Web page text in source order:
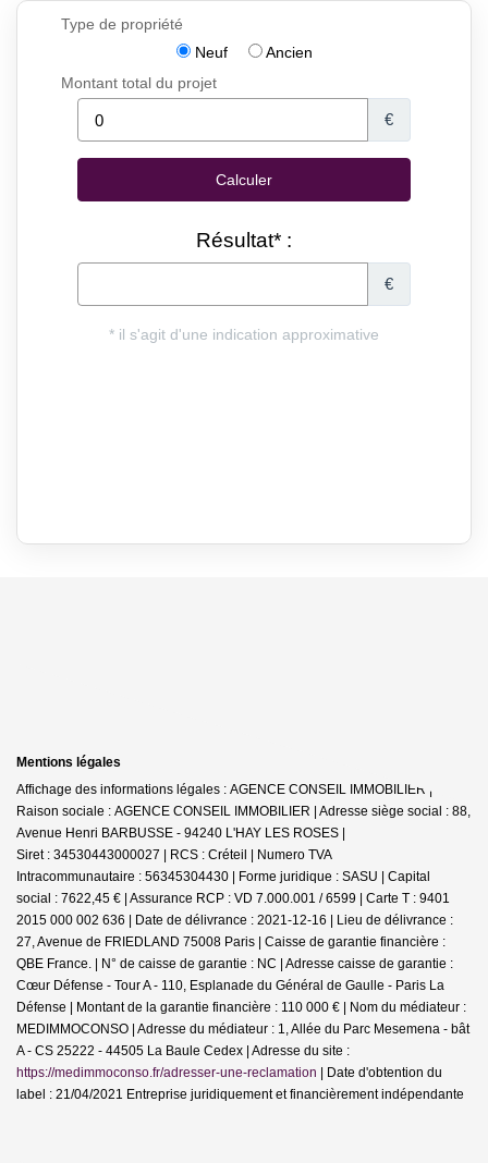
Mentions légales
Affichage des informations légales : AGENCE CONSEIL IMMOBILIER |
Raison sociale : AGENCE CONSEIL IMMOBILIER | Adresse siège social : 88,
Avenue Henri BARBUSSE - 94240 L'HAY LES ROSES |
Siret : 34530443000027 | RCS : Créteil | Numero TVA
Intracommunautaire : 56345304430 | Forme juridique : SASU | Capital
social : 7622,45 € | Assurance RCP : VD 7.000.001 / 6599 | Carte T : 9401
2015 000 002 636 | Date de délivrance : 2021-12-16 | Lieu de délivrance :
27, Avenue de FRIEDLAND 75008 Paris | Caisse de garantie financière :
QBE France. | N° de caisse de garantie : NC | Adresse caisse de garantie :
Cœur Défense - Tour A - 110, Esplanade du Général de Gaulle - Paris La
Défense | Montant de la garantie financière : 110 000 € | Nom du médiateur :
MEDIMMOCONSO | Adresse du médiateur : 1, Allée du Parc Mesemena - bât
A - CS 25222 - 44505 La Baule Cedex | Adresse du site :
https://medimmoconso.fr/adresser-une-reclamation | Date d'obtention du
label : 21/04/2021 Entreprise juridiquement et financièrement indépendante